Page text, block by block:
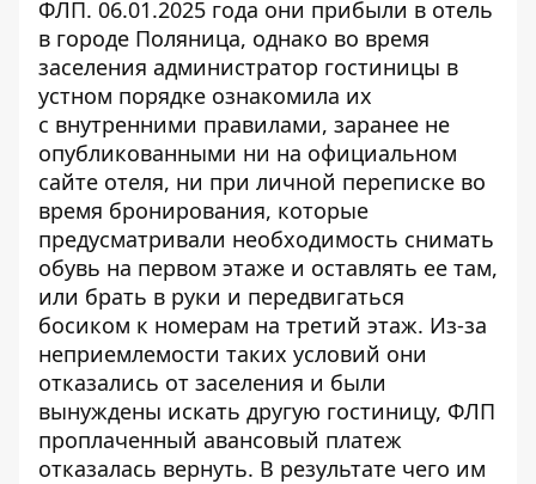
ФЛП. 06.01.2025 года они прибыли в отель
в городе Поляница, однако во время
заселения администратор гостиницы в
устном порядке ознакомила их
с внутренними правилами, заранее не
опубликованными ни на официальном
сайте отеля, ни при личной переписке во
время бронирования, которые
предусматривали необходимость снимать
обувь на первом этаже и оставлять ее там,
или брать в руки и передвигаться
босиком к номерам на третий этаж. Из-за
неприемлемости таких условий они
отказались от заселения и были
вынуждены искать другую гостиницу, ФЛП
проплаченный авансовый платеж
отказалась вернуть. В результате чего им